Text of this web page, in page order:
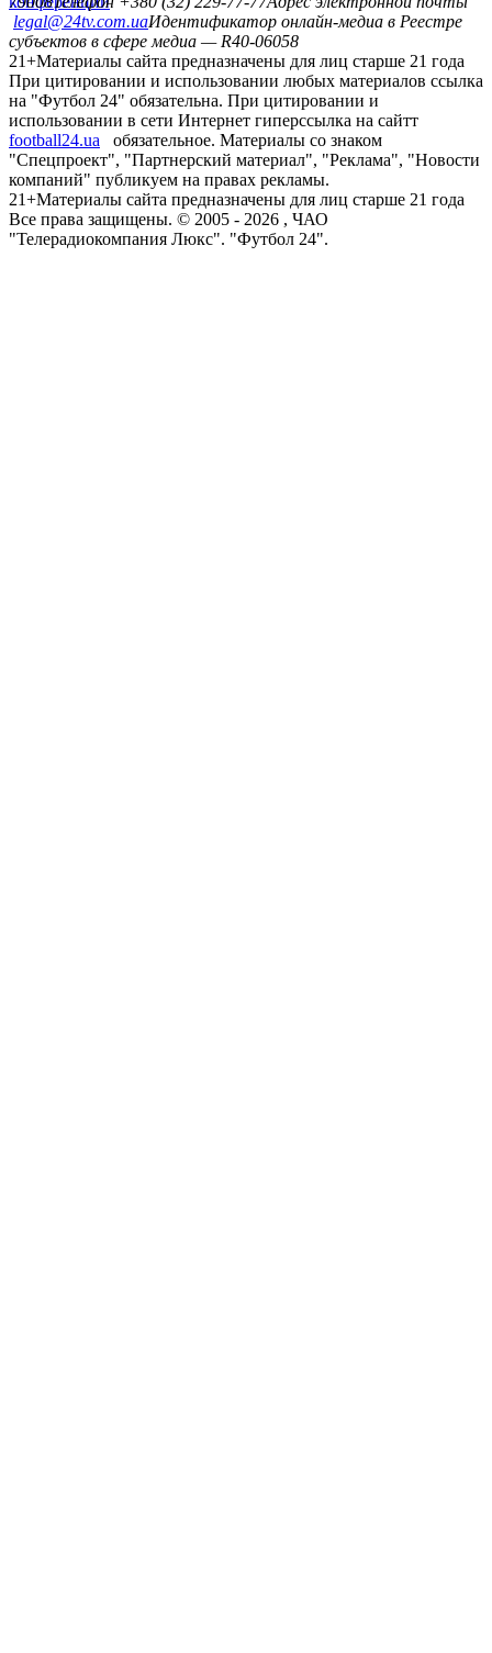
legal@24tv.com.uaИдентификатор онлайн-медиа в Реестре
субъектов в сфере медиа — R40-06058
21+Материалы сайта предназначены для лиц старше 21 года
При цитировании и использовании любых материалов ссылка
на "Футбол 24" обязательна. При цитировании и
использовании в сети Интернет гиперссылка на сайтт
football24.ua
обязательное. Материалы со знаком
"Спецпроект", "Партнерский материал", "Реклама", "Новости
компаний" публикуем на правах рекламы.
21+Материалы сайта предназначены для лиц старше 21 года
Все права защищены. © 2005 - 2026 , ЧАО
"Телерадиокомпания Люкс". "Футбол 24".